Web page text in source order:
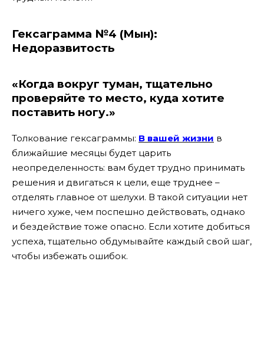
Гексаграмма №4 (Мын):
Недоразвитость
«Когда вокруг туман, тщательно
проверяйте то место, куда хотите
поставить ногу.»
Толкование гексаграммы: В вашей жизни в
ближайшие месяцы будет царить
неопределенность: вам будет трудно принимать
решения и двигаться к цели, еще труднее –
отделять главное от шелухи. В такой ситуации нет
ничего хуже, чем поспешно действовать, однако
и бездействие тоже опасно. Если хотите добиться
успеха, тщательно обдумывайте каждый свой шаг,
чтобы избежать ошибок.